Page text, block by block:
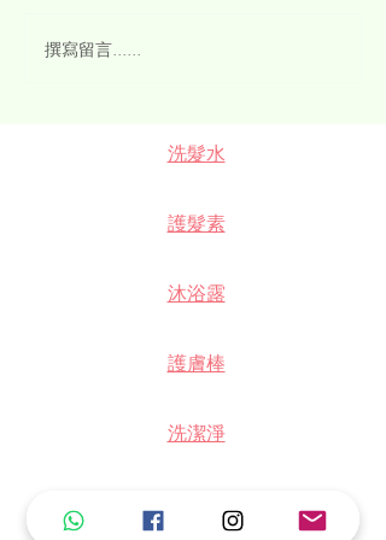
撰寫留言......
洗髮水
護髮素
沐浴露
護膚棒
洗潔淨
建立新帳戶